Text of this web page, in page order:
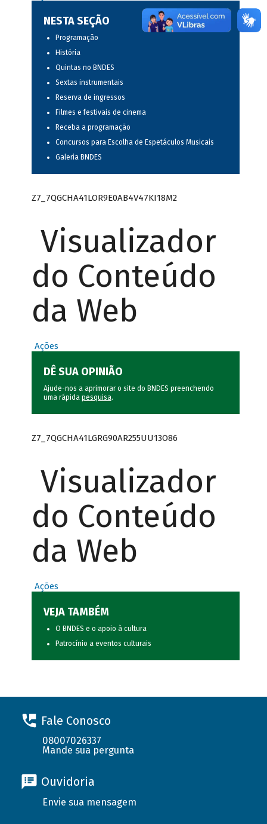
NESTA SEÇÃO
Programação
História
Quintas no BNDES
Sextas instrumentais
Reserva de ingressos
Filmes e festivais de cinema
Receba a programação
Concursos para Escolha de Espetáculos Musicais
Galeria BNDES
Z7_7QGCHA41LOR9E0AB4V47KI18M2
Visualizador
do Conteúdo
da Web
Ações
DÊ SUA OPINIÃO
Ajude-nos a aprimorar o site do BNDES preenchendo
uma rápida pesquisa.
Z7_7QGCHA41LGRG90AR255UU13O86
Visualizador
do Conteúdo
da Web
Ações
VEJA TAMBÉM
O BNDES e o apoio à cultura
Patrocínio a eventos culturais
Fale Conosco
08007026337
Mande sua pergunta
Ouvidoria
Envie sua mensagem